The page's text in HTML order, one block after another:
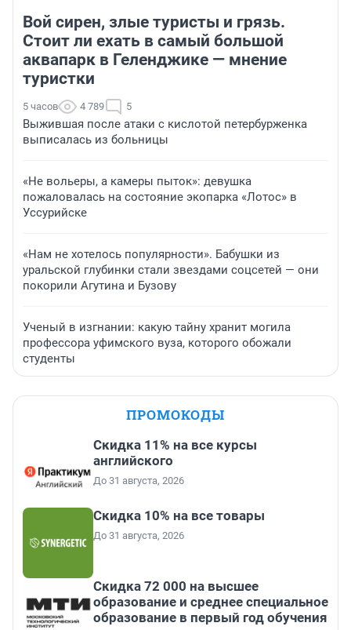
Вой сирен, злые туристы и грязь.
Стоит ли ехать в самый большой
аквапарк в Геленджике — мнение
туристки
5 часов 4 789 5
Выжившая после атаки с кислотой петербурженка
выписалась из больницы
«Не вольеры, а камеры пыток»: девушка
пожаловалась на состояние экопарка «Лотос» в
Уссурийске
«Нам не хотелось популярности». Бабушки из
уральской глубинки стали звездами соцсетей — они
покорили Агутина и Бузову
Ученый в изгнании: какую тайну хранит могила
профессора уфимского вуза, которого обожали
студенты
ПРОМОКОДЫ
Скидка 11% на все курсы
английского
До 31 августа, 2026
Скидка 10% на все товары
До 31 августа, 2026
Скидка 72 000 на высшее
образование и среднее специальное
образование в первый год обучения